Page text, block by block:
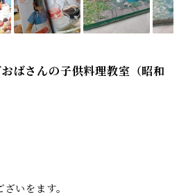
おばさんの子供料理教室（昭和
いをます。